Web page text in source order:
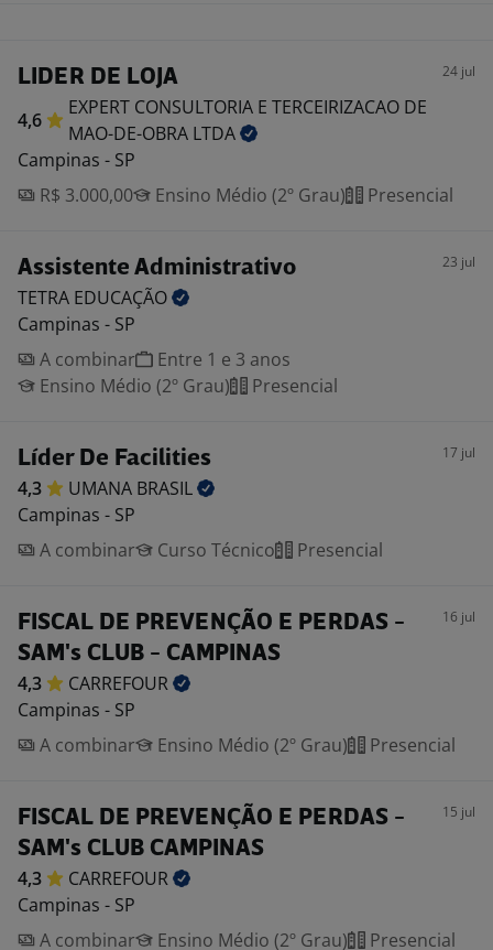
LIDER DE LOJA 24 jul
4,6
EXPERT CONSULTORIA E TERCEIRIZACAO DE
MAO-DE-OBRA LTDA
Campinas - SP
R$ 3.000,00
Ensino Médio (2º Grau) Presencial
Assistente Administrativo 23 jul
TETRA EDUCAÇÃO
Campinas - SP
A combinar
Entre 1 e 3 anos
Ensino Médio (2º Grau)
Presencial
Líder De Facilities 17 jul
4,3 UMANA BRASIL
Campinas - SP
A combinar
Curso Técnico Presencial
FISCAL DE PREVENÇÃO E PERDAS -
SAM's CLUB - CAMPINAS
16 jul
4,3
CARREFOUR
Campinas - SP
A combinar
Ensino Médio (2º Grau) Presencial
FISCAL DE PREVENÇÃO E PERDAS -
SAM's CLUB CAMPINAS
15 jul
4,3
CARREFOUR
Campinas - SP
A combinar
Ensino Médio (2º Grau) Presencial